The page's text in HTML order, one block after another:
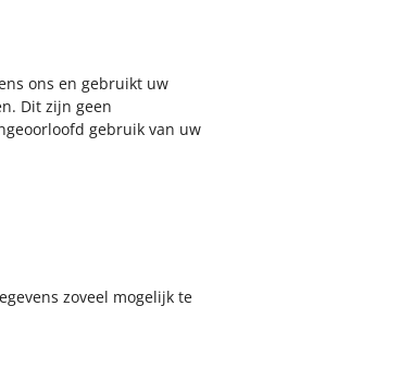
ons en gebruikt uw
Dit zijn geen
gebruik van uw
zoveel mogelijk te